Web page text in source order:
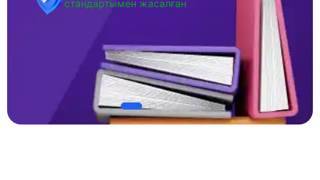
стандартымен жасалған